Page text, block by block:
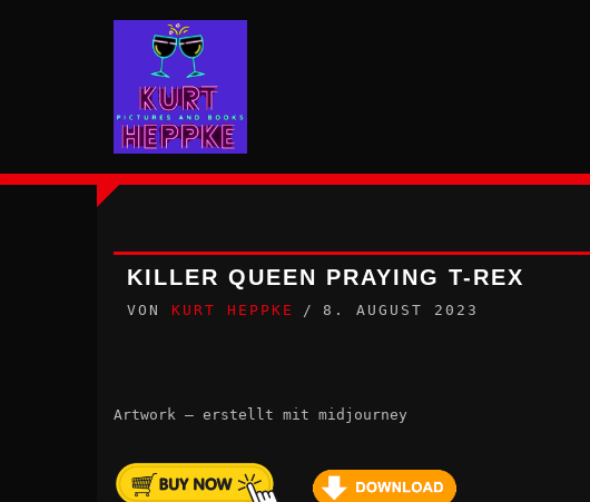
KILLER QUEEN PRAYING T-REX
VON KURT HEPPKE 8. AUGUST 2023
Artwork – erstellt mit midjourney